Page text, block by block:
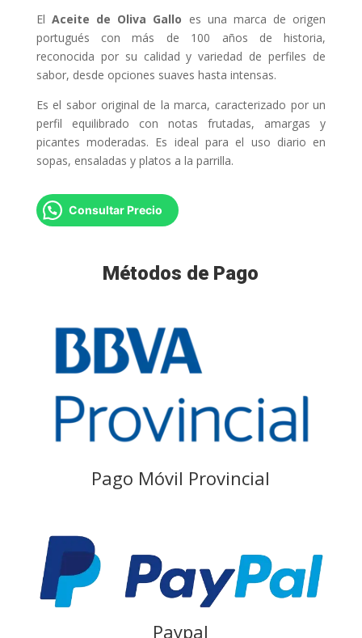
El Aceite de Oliva Gallo es una marca de origen
portugués con más de 100 años de historia,
reconocida por su calidad y variedad de perfiles de
sabor, desde opciones suaves hasta intensas.
Es el sabor original de la marca, caracterizado por un
perfil equilibrado con notas frutadas, amargas y
picantes moderadas. Es ideal para el uso diario en
sopas, ensaladas y platos a la parrilla.
Consultar Precio
Métodos de Pago
Pago Móvil Provincial
Paypal